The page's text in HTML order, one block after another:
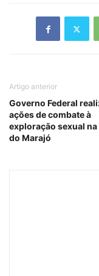
Artigo anterior
Governo Federal
ações de combate à
exploração sexual na
do Marajó